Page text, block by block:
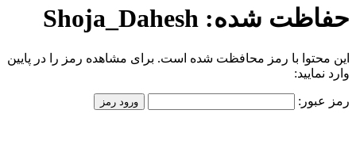
حفاظت شده: Shoja_Dahesh
این محتوا با رمز محافظت شده است. برای مشاهده رمز را در پایین
وارد نمایید:
رمز عبور: